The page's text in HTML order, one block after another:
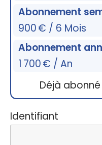
Abonnement
900 € / 6 Mois
Abonnement
1 700 € / An
Déjà abonné
Identifiant